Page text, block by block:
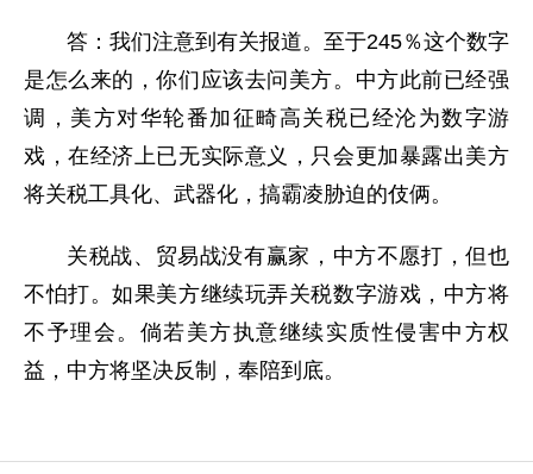
答：我们注意到有关报道。至于245％这个数字
是怎么来的，你们应该去问美方。中方此前已经强
调，美方对华轮番加征畸高关税已经沦为数字游
戏，在经济上已无实际意义，只会更加暴露出美方
将关税工具化、武器化，搞霸凌胁迫的伎俩。
关税战、贸易战没有赢家，中方不愿打，但也
不怕打。如果美方继续玩弄关税数字游戏，中方将
不予理会。倘若美方执意继续实质性侵害中方权
益，中方将坚决反制，奉陪到底。